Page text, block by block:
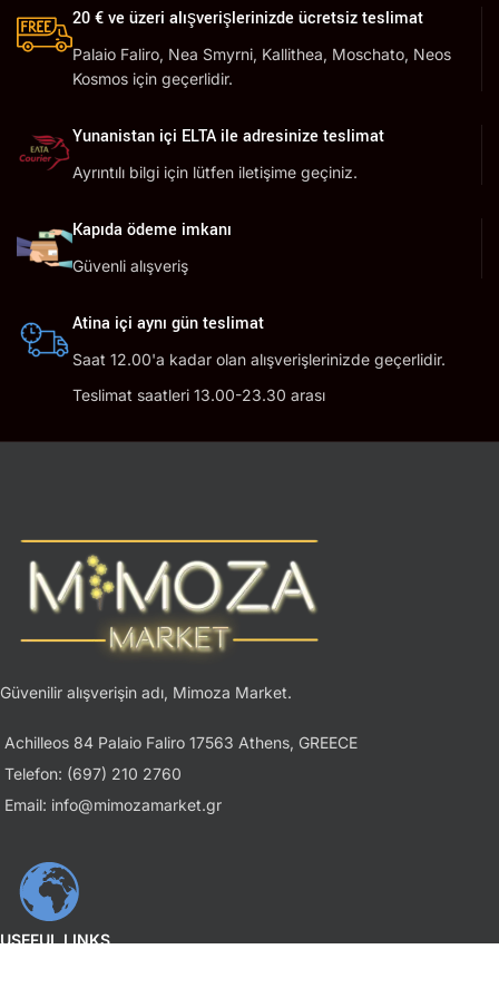
20 € ve üzeri alışverişlerinizde ücretsiz teslimat
Palaio Faliro, Nea Smyrni, Kallithea, Moschato, Neos
Kosmos için geçerlidir.
Yunanistan içi ELTA ile adresinize teslimat
Ayrıntılı bilgi için lütfen iletişime geçiniz.
Kapıda ödeme imkanı
Güvenli alışveriş
Atina içi aynı gün teslimat
Saat 12.00'a kadar olan alışverişlerinizde geçerlidir.
Teslimat saatleri 13.00-23.30 arası
Güvenilir alışverişin adı, Mimoza Market.
Achilleos 84 Palaio Faliro 17563 Athens, GREECE
Telefon: (697) 210 2760
Email: info@mimozamarket.gr
USEFUL LINKS